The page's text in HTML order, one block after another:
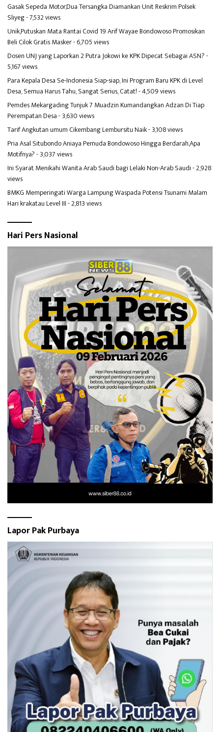
Gasak Sepeda Motor,Dua Tersangka Diamankan Unit Reskrim Polsek
Sliyeg- 7,532 views
Unik,Putuskan Mata Rantai Covid 19 Arif Wayae Bondowoso Promosikan
Beli Cilok Gratis Masker- 6,705 views
Dosen UNJ yang Laporkan 2 Putra Jokowi ke KPK Dipecat Sebagai ASN?-
5,167 views
Para Kepala Desa Se-Indonesia Siap-siap, Ini Program Baru KPK di Level
Desa, Semua Harus Tahu, Sangat Serius, Catat!- 4,509 views
Pemdes Mekargading Tunjuk 7 Muadzin Kumandangkan Adzan Di Tiap
Perempatan Desa- 3,630 views
Tarif Angkutan umum Cikembang Lembursitu Naik- 3,108 views
Pria Asal Situbondo Aniaya Pemuda Bondowoso Hingga Berdarah,Apa
Motifnya?- 3,037 views
Ini Syarat Menikahi Wanita Arab Saudi bagi Lelaki Non-Arab Saudi- 2,928
views
BMKG Memperingati Warga Lampung Waspada Potensi Tsunami Malam
Hari krakatau Level III- 2,813 views
Hari Pers Nasional
Lapor Pak Purbaya